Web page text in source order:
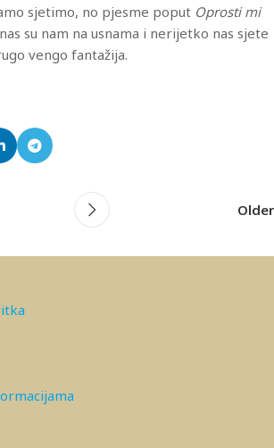
sjetimo, no pjesme poput Oprosti mi
su nam na usnama i nerijetko nas sjete
vengo fantažija.
Older